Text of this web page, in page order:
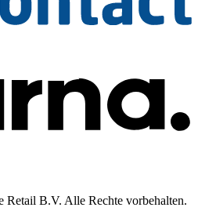
B.V. Alle Rechte vorbehalten.